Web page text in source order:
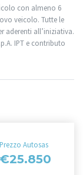
con almeno 6
veicolo. Tutte le
aderenti all’iniziativa.
IPT e contributo
Prezzo Autosas
€25.850